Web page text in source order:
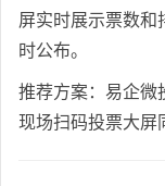
屏实时展示票数和
时公布。
推荐方案：易企微
现场扫码投票大屏